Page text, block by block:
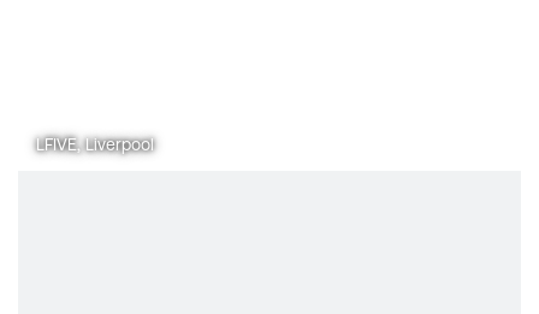
LFIVE, Liverpool